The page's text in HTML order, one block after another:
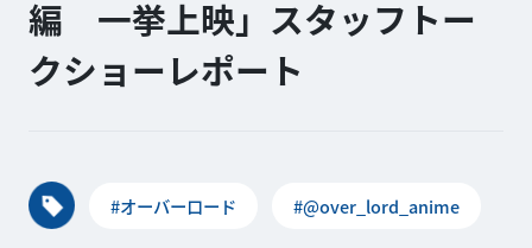
編 一挙上映」スタッフトー
クショーレポート
#オーバーロード #@over_lord_anime